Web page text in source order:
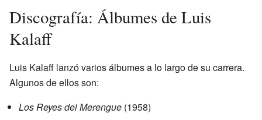
Discografía: Álbumes de Luis
Kalaff
Luis Kalaff lanzó varios álbumes a lo largo de su carrera.
Algunos de ellos son:
Los Reyes del Merengue (1958)